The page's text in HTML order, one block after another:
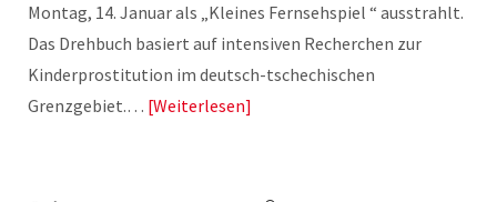
Montag, 14. Januar als „Kleines Fernsehspiel “ ausstrahlt.
Das Drehbuch basiert auf intensiven Recherchen zur
Kinderprostitution im deutsch-tschechischen
Grenzgebiet.… Weiterlesen